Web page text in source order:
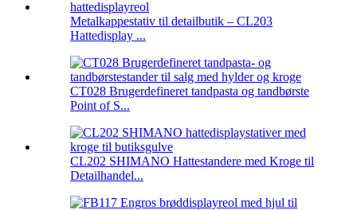
Metalkappestativ til detailbutik – CL203
Hattedisplay ...
CT028 Brugerdefineret tandpasta og tandbørste
Point of S...
CL202 SHIMANO Hattestandere med Kroge til
Detailhandel...